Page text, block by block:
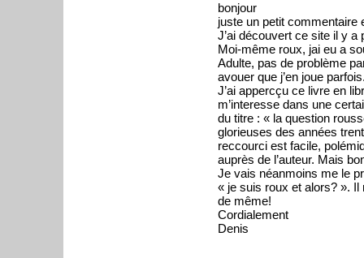
bonjour
juste un petit commentaire
J’ai découvert ce site il y a
Moi-même roux, jai eu a
Adulte, pas de problème
avouer que j’en joue
J’ai appercçu ce livre en
m’interesse dans une
du titre : « la question
glorieuses des années
reccourci est facile,
auprès de l’auteur. Mais
Je vais néanmoins me le
« je suis roux et alors? ». Il
de même!
Cordialement
Denis